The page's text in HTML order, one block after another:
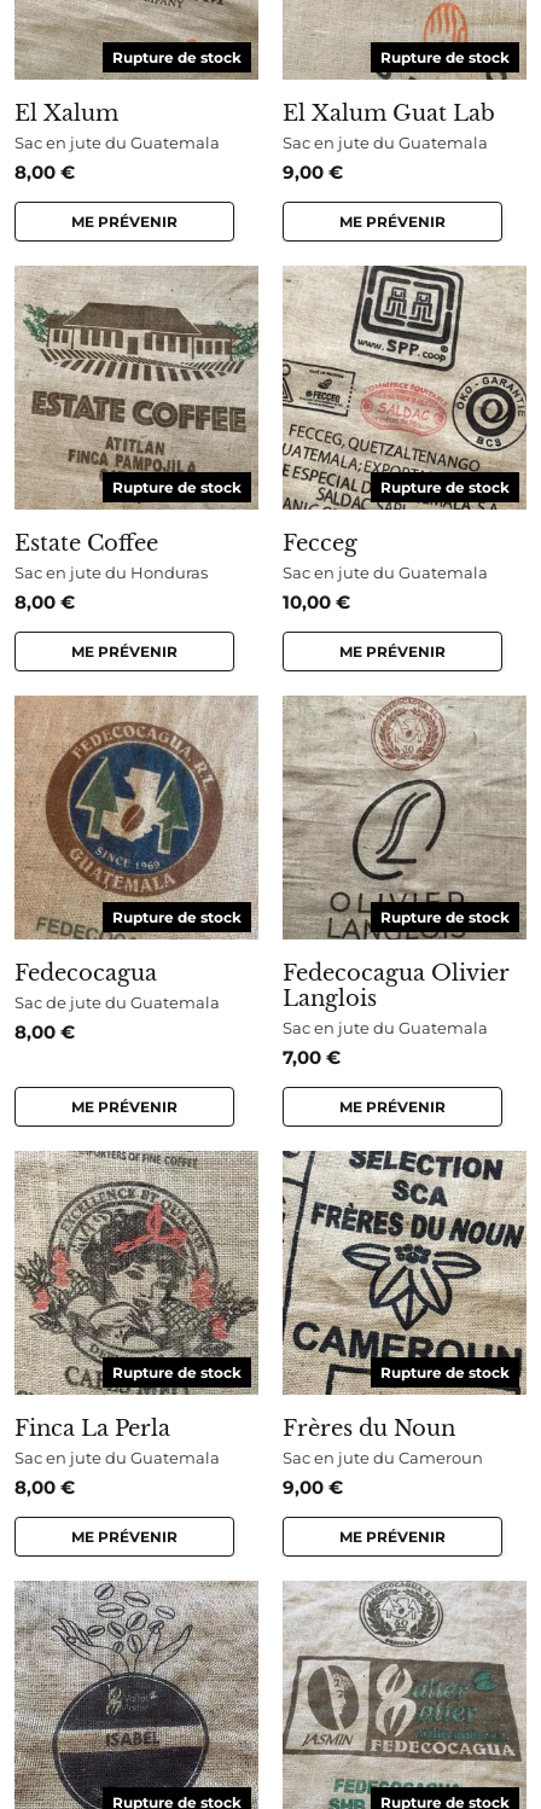
Rupture de stock
El Xalum
Sac en jute du Guatemala
8,00 €
ME PRÉVENIR
Rupture de stock
El Xalum Guat Lab
Sac en jute du Guatemala
9,00 €
ME PRÉVENIR
Rupture de stock
Estate Coffee
Sac en jute du Honduras
8,00 €
ME PRÉVENIR
Rupture de stock
Fecceg
Sac en jute du Guatemala
10,00 €
ME PRÉVENIR
Rupture de stock
Fedecocagua
Sac de jute du Guatemala
8,00 €
ME PRÉVENIR
Rupture de stock
Fedecocagua Olivier
Langlois
Sac en jute du Guatemala
7,00 €
ME PRÉVENIR
Rupture de stock
Finca La Perla
Sac en jute du Guatemala
8,00 €
ME PRÉVENIR
Rupture de stock
Frères du Noun
Sac en jute du Cameroun
9,00 €
ME PRÉVENIR
Rupture de stock Rupture de stock